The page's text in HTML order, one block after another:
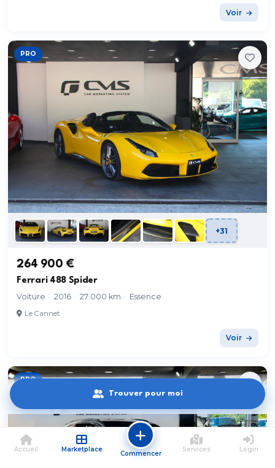
Voir
PRO
+31
264 900 €
Ferrari 488 Spider
Voiture · 2016 · 27 000 km · Essence
Le Cannet
Voir
PRO
Trouver pour moi
Accueil Marketplace
Commencer
Services Login